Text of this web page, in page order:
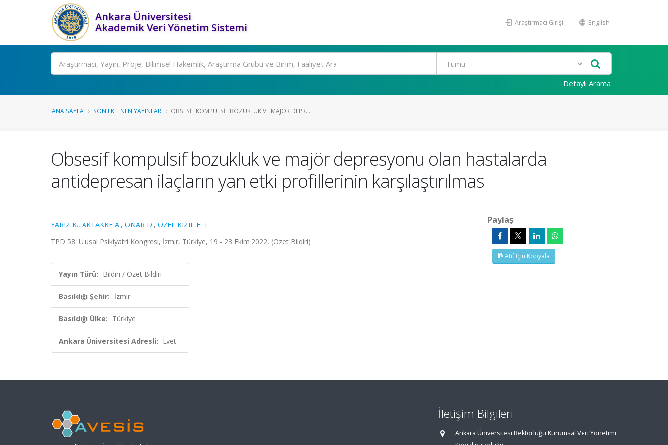
Ankara Üniversitesi
Akademik Veri Yönetim Sistemi
Araştırmacı Girişi English
Ara
Detaylı Arama
ANA SAYFA SON EKLENEN YAYINLAR OBSESIF KOMPULSIF BOZUKLUK VE MAJÖR DEPR...
Obsesif kompulsif bozukluk ve majör depresyonu olan hastalarda
antidepresan ilaçların yan etki profillerinin karşılaştırılmas
YARIZ K., AKTAKKE A., ONAR D., ÖZEL KIZIL E. T.
TPD 58. Ulusal Psikiyatri Kongresi, İzmir, Türkiye, 19 - 23 Ekim 2022, (Özet Bildiri)
Yayın Türü: Bildiri / Özet Bildiri
Basıldığı Şehir: İzmir
Basıldığı Ülke: Türkiye
Ankara Üniversitesi Adresli: Evet
Paylaş
Atıf İçin Kopyala
İletişim Bilgileri
Ankara Üniversitesi Rektörlüğü Kurumsal Veri Yönetimi